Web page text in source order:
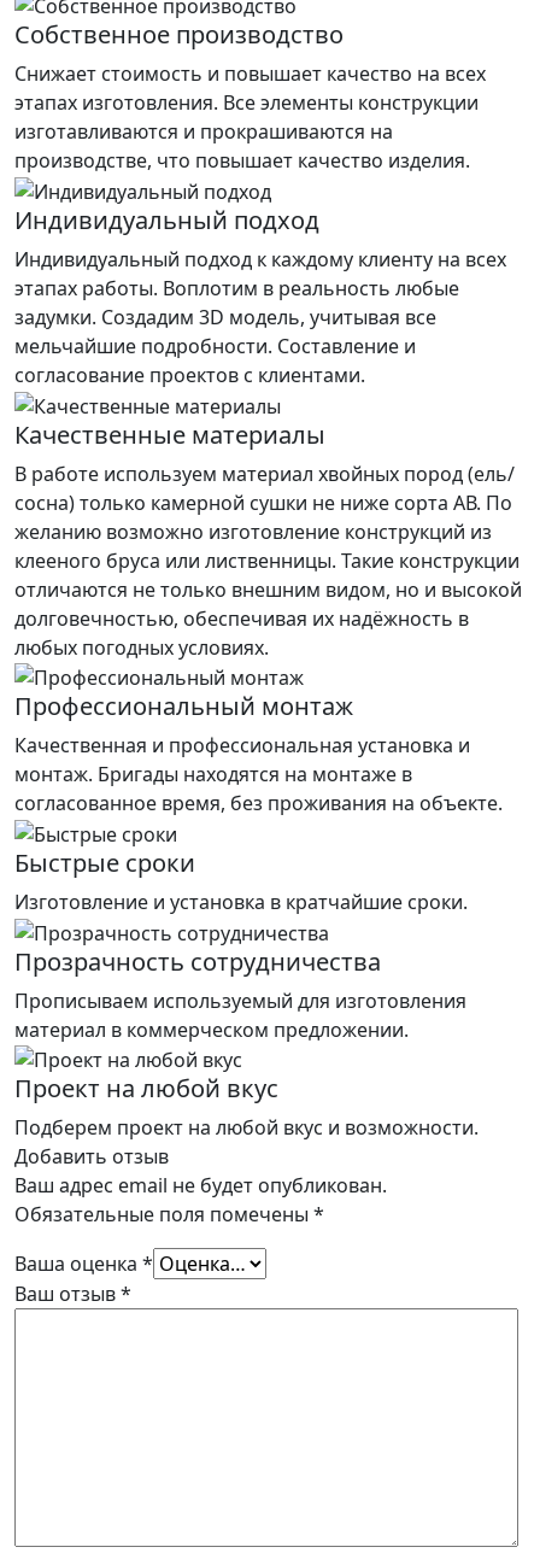
Собственное производство
Снижает стоимость и повышает качество на всех
этапах изготовления. Все элементы конструкции
изготавливаются и прокрашиваются на
производстве, что повышает качество изделия.
Индивидуальный подход
Индивидуальный подход к каждому клиенту на всех
этапах работы. Воплотим в реальность любые
задумки. Создадим 3D модель, учитывая все
мельчайшие подробности. Составление и
согласование проектов с клиентами.
Качественные материалы
В работе используем материал хвойных пород (ель/
сосна) только камерной сушки не ниже сорта АВ. По
желанию возможно изготовление конструкций из
клееного бруса или лиственницы. Такие конструкции
отличаются не только внешним видом, но и высокой
долговечностью, обеспечивая их надёжность в
любых погодных условиях.
Профессиональный монтаж
Качественная и профессиональная установка и
монтаж. Бригады находятся на монтаже в
согласованное время, без проживания на объекте.
Быстрые сроки
Изготовление и установка в кратчайшие сроки.
Прозрачность сотрудничества
Прописываем используемый для изготовления
материал в коммерческом предложении.
Проект на любой вкус
Подберем проект на любой вкус и возможности.
Добавить отзыв
Ваш адрес email не будет опубликован.
Обязательные поля помечены *
Ваша оценка *
Ваш отзыв*